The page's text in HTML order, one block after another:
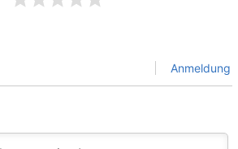
Anmeldung